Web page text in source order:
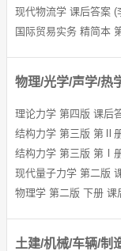
新编大学英语答案
21世纪大学英语
大学体验英语综
大学体验英语答案
新编大学英语视
现代物流学 课后答案 (
国际贸易实务 精简本
物理/光学/声学/热
理论力学 第四版 课后
结构力学 第三版 第Ⅱ
结构力学 第三版 第Ⅰ
现代量子力学 第二版
物理学 第二版 下册 课
土建/机械/车辆/制